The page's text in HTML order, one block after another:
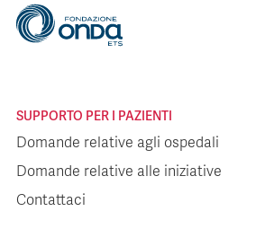
SUPPORTO PER I PAZIENTI
Domande relative agli ospedali
Domande relative alle iniziative
Contattaci